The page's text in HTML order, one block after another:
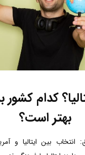
کدام
بهتر است؟
انتخاب بین ایتالیا و